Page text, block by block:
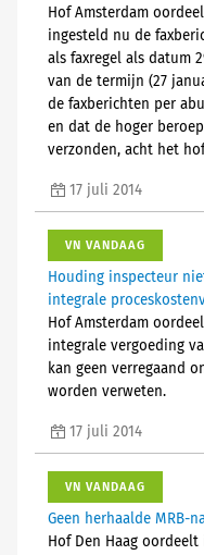
Hof Amsterdam
ingesteld nu de
als faxregel als datum
van de termijn (27
de faxberichten per
en dat de hoger
verzonden, acht het
17 juli 2014
VN VANDAAG
Houding inspecteur
integrale
Hof Amsterdam
integrale vergoeding
kan geen verregaand
worden verweten.
17 juli 2014
VN VANDAAG
Geen herhaalde MRB-
Hof Den Haag